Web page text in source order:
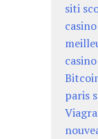
siti
paris
Viagra